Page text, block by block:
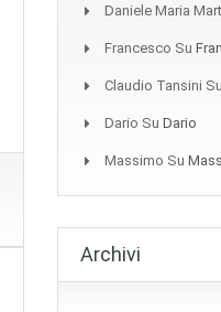
Daniele Maria
Francesco Su
Claudio Tansini Su
Dario Su Dario
Massimo Su
Archivi